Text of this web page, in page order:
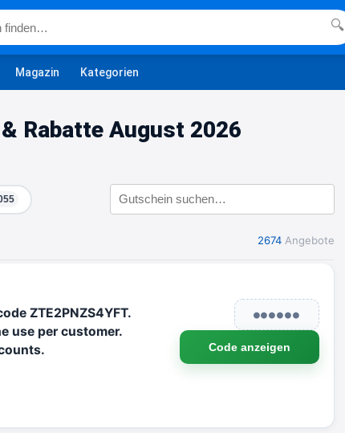
🔍
Magazin Kategorien
Rabatte August 2026
2674 Angebote
ZTE2PNZS4YFT.
use per customer.
●●●●●●
Code anzeigen